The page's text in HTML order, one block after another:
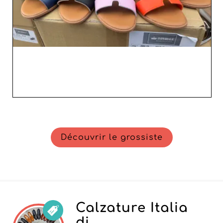
Découvrir le grossiste
Calzature Italia